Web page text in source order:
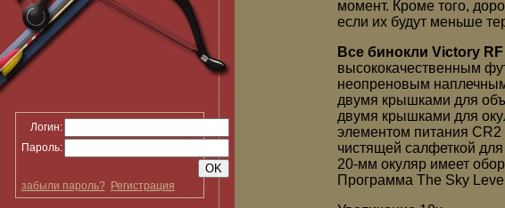
Логин:
Пароль:
забыли пароль? Регистрация
момент. Кроме того,
если их будут меньше
Все бинокли Victory
высококачественным
неопреновым
двумя крышками для
двумя крышками для
элементом питания CR2
чистящей салфеткой
20-мм окуляр имеет
Программа The Sky